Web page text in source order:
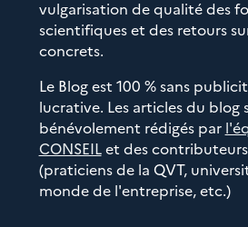
vulgarisation de qualité des
scientifiques et des retours
concrets.
Le Blog est 100 % sans
lucrative. Les articles du blog
bénévolement rédigés par
CONSEILet des
(praticiens de la QVT,
monde de l'entreprise, etc.)